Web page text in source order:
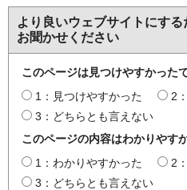
より良いウェブサイトにす
お聞かせください
このページは見つけやすかった
1：見つけやすかった
2
3：どちらとも言えない
このページの内容はわかりやす
1：わかりやすかった
2
3：どちらとも言えない